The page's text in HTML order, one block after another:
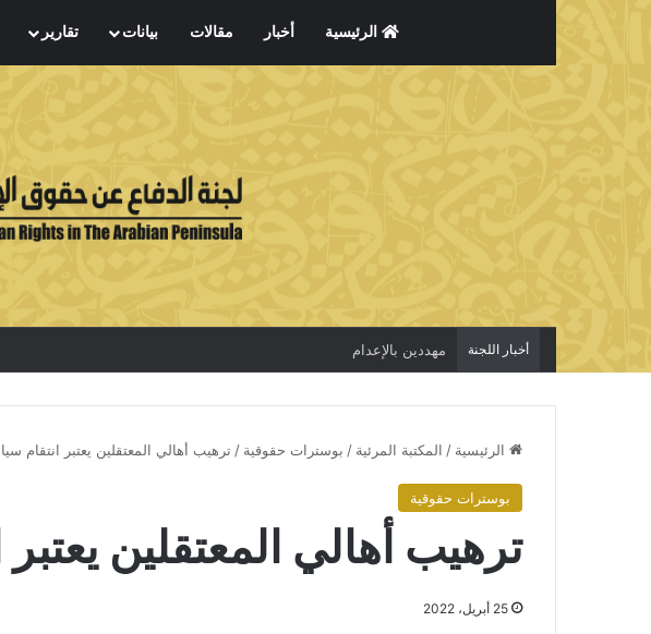
الرئيسية أخبار مقالات بيانات تقارير
أخبار اللجنة مهددين بالإعدام
الرئيسية / المكتبة المرئية / بوسترات حقوقية / ترهيب أهالي المعتقلين يعتبر انتقام
بوسترات حقوقية
ترهيب أهالي المعتقلين
25 أبريل، 2022